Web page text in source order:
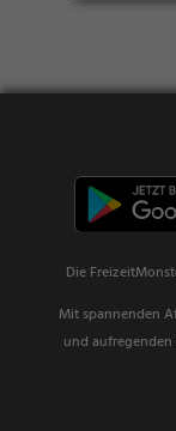
Die
Mit spannenden
und